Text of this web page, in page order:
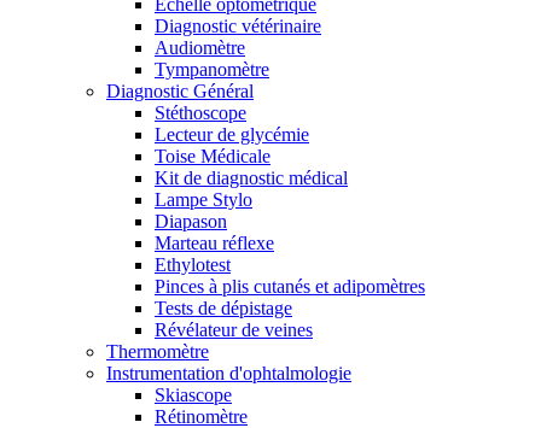
Echelle optométrique
Diagnostic vétérinaire
Audiomètre
Tympanomètre
Diagnostic Général
Stéthoscope
Lecteur de glycémie
Toise Médicale
Kit de diagnostic médical
Lampe Stylo
Diapason
Marteau réflexe
Ethylotest
Pinces à plis cutanés et adipomètres
Tests de dépistage
Révélateur de veines
Thermomètre
Instrumentation d'ophtalmologie
Skiascope
Rétinomètre